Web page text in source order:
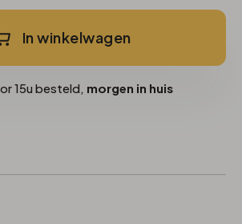
In winkelwagen
15u besteld, morgen in huis